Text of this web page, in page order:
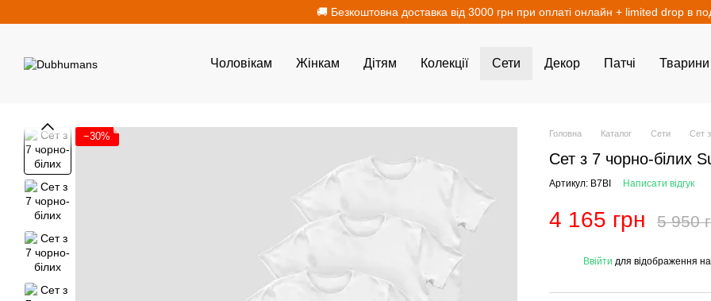
🚚 Безкоштовна доставка від 3000 грн при оплаті онлайн + limited drop в
Чоловікам Жінкам Дітям Колекції Сети Декор Патчі Тварини
−30% Головна Каталог Сети Сет
Сет з 7 чорно-білих
Артикул: B7BI Написати відгук
4 165 грн 5 950
Ввійти для відображення